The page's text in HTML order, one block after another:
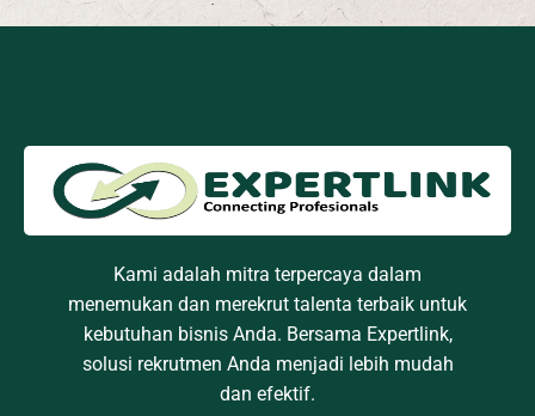
Kami adalah mitra terpercaya dalam
menemukan dan merekrut talenta terbaik untuk
kebutuhan bisnis Anda. Bersama Expertlink,
solusi rekrutmen Anda menjadi lebih mudah
dan efektif.